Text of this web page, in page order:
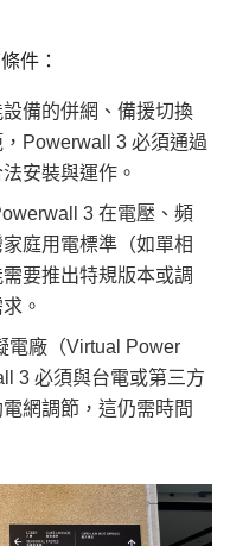
件：
設備的併網、備援切換
Powerwall 3 必須通過
安裝與運作。
3 在電壓、頻
庭用電標準（如單相
要推出特規版本或調
。
電廠（Virtual Power
3 必須與台電或第三方
網調節，這仍需時間